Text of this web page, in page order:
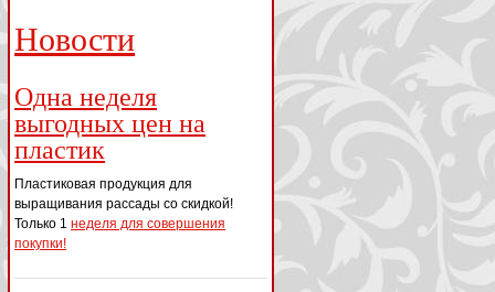
Новости
Одна неделя
выгодных цен на
пластик
Пластиковая продукция для
выращивания рассады со скидкой!
Только 1неделя для совершения
покупки!